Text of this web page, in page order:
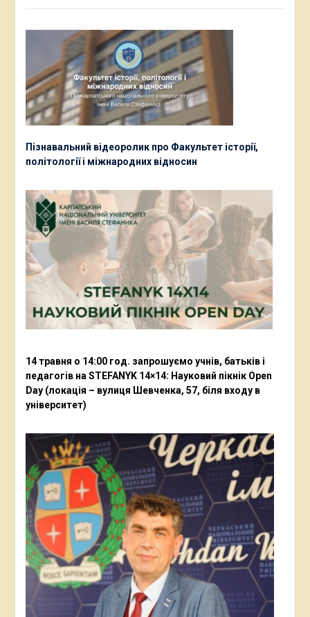
Пізнавальний відеоролик про Факультет історії,
політології і міжнародних відносин
14 травня о 14:00 год. запрошуємо учнів, батьків і
педагогів на STEFANYK 14×14: Науковий пікнік Open
Day (локація – вулиця Шевченка, 57, біля входу в
університет)